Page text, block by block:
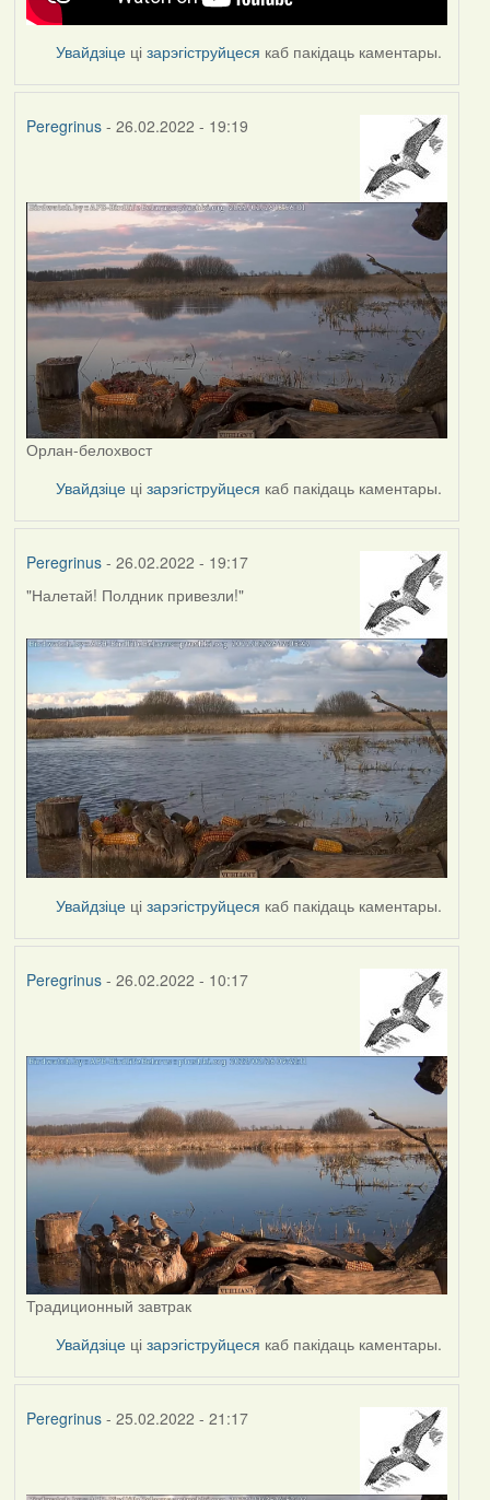
Увайдзіце цізарэгіструйцеся каб пакідаць каментары.
Peregrinus- 26.02.2022 - 19:19
Орлан-белохвост
Увайдзіце цізарэгіструйцеся каб пакідаць каментары.
Peregrinus- 26.02.2022 - 19:17
"Налетай! Полдник привезли!"
Увайдзіце цізарэгіструйцеся каб пакідаць каментары.
Peregrinus- 26.02.2022 - 10:17
Традиционный завтрак
Увайдзіце цізарэгіструйцеся каб пакідаць каментары.
Peregrinus- 25.02.2022 - 21:17